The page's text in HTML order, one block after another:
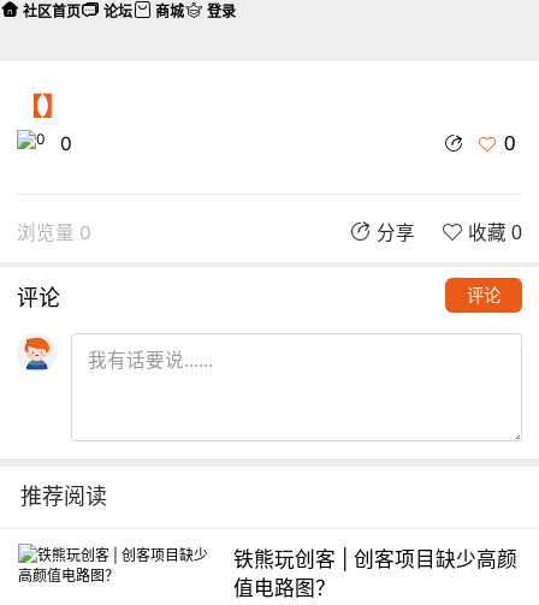
【】
0 0
浏览量 0 分享 收藏 0
评论 评论
推荐阅读
铁熊玩创客 | 创客项目缺少高颜
值电路图？
社区首页 论坛 商城 登录